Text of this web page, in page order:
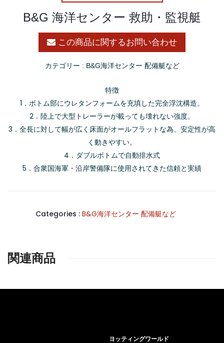
B&G 海洋センター 救助・監視艇
この商品に関するお問い合わせ
カテゴリー : B&G海洋センター 配備艇など
特徴
1．ボトム部にウレタンフォームを充填した完全浮沈構造。
2．陸上で大型トレーラーが載っても壊れない強度。
3．全長に対して幅が広く床面がオールフラットな為、安定性が高
く動きやすい。
4．ダブルボトムで自動排水式
5．合衆国海軍・沿岸警備隊に使用されてきた信頼と実績
Categories : B&G海洋センター 配備艇など
関連商品
ヨッティングワールド